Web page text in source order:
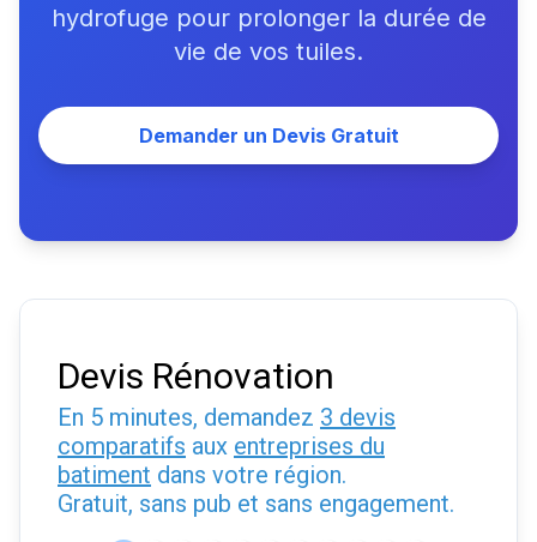
hydrofuge pour prolonger la durée de
vie de vos tuiles.
Demander un Devis Gratuit
Devis Rénovation
En 5 minutes, demandez 3 devis
comparatifs aux entreprises du
batiment dans votre région.
Gratuit, sans pub et sans engagement.